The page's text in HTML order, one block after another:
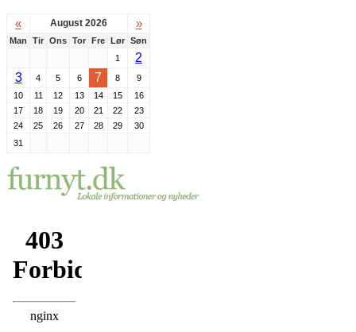
« August 2026 »
Man Tir Ons Tor Fre Lør Søn
1
2
3
4 5 6 7 8
9
10
11 12 13 14 15
16
17
18 19 20 21 22
23
24
25 26 27 28 29
30
31